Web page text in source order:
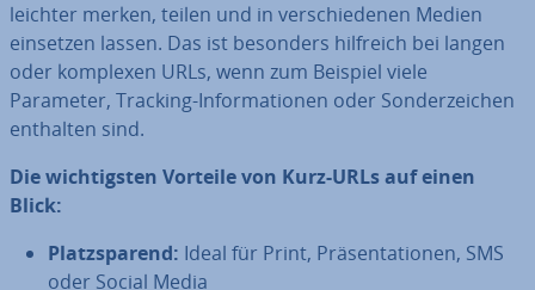
leichter merken, teilen und in ver­schie­de­nen Medien
einsetzen lassen. Das ist besonders hilfreich bei langen
oder komplexen URLs, wenn zum Beispiel viele
Parameter, Tracking-In­for­ma­tio­nen oder Son­der­zei­chen
enthalten sind.
Die wich­tigs­ten Vorteile von Kurz-URLs auf einen
Blick:
Platz­spa­rend: Ideal für Print, Prä­sen­ta­tio­nen, SMS
oder Social Media